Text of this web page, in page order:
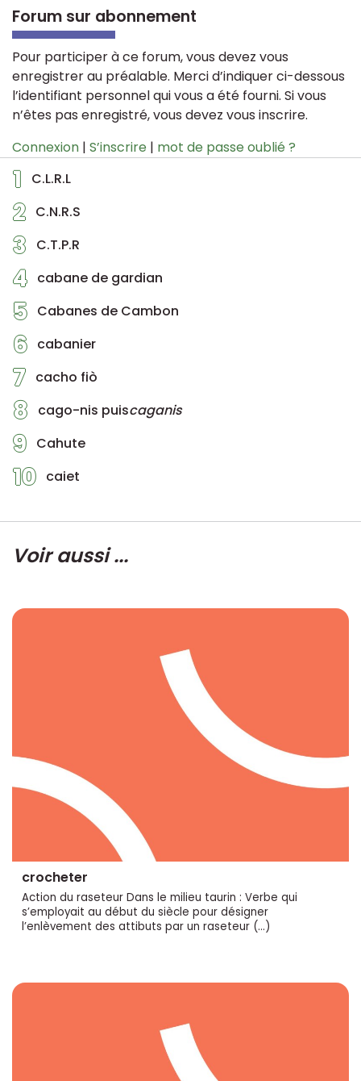
1 C.L.R.L
2 C.N.R.S
3 C.T.P.R
4 cabane de gardian
5 Cabanes de Cambon
6 cabanier
7 cacho fiò
8 cago-nis puiscaganis
9 Cahute
10 caiet
Forum sur abonnement
Pour participer à ce forum, vous devez vous
enregistrer au préalable. Merci d’indiquer ci-dessous
l’identifiant personnel qui vous a été fourni. Si vous
n’êtes pas enregistré, vous devez vous inscrire.
Connexion | S’inscrire | mot de passe oublié ?
Voir aussi ...
crocheter
Action du raseteur Dans le milieu taurin : Verbe qui
s’employait au début du siècle pour désigner
l’enlèvement des attibuts par un raseteur (…)